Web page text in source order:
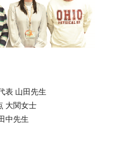
表 山田先生
大関女士
中先生